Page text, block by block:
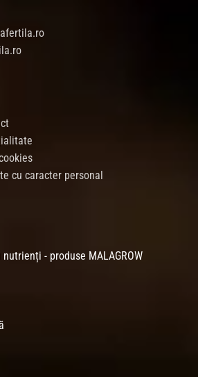
cu caracter personal
- produse MALAGROW